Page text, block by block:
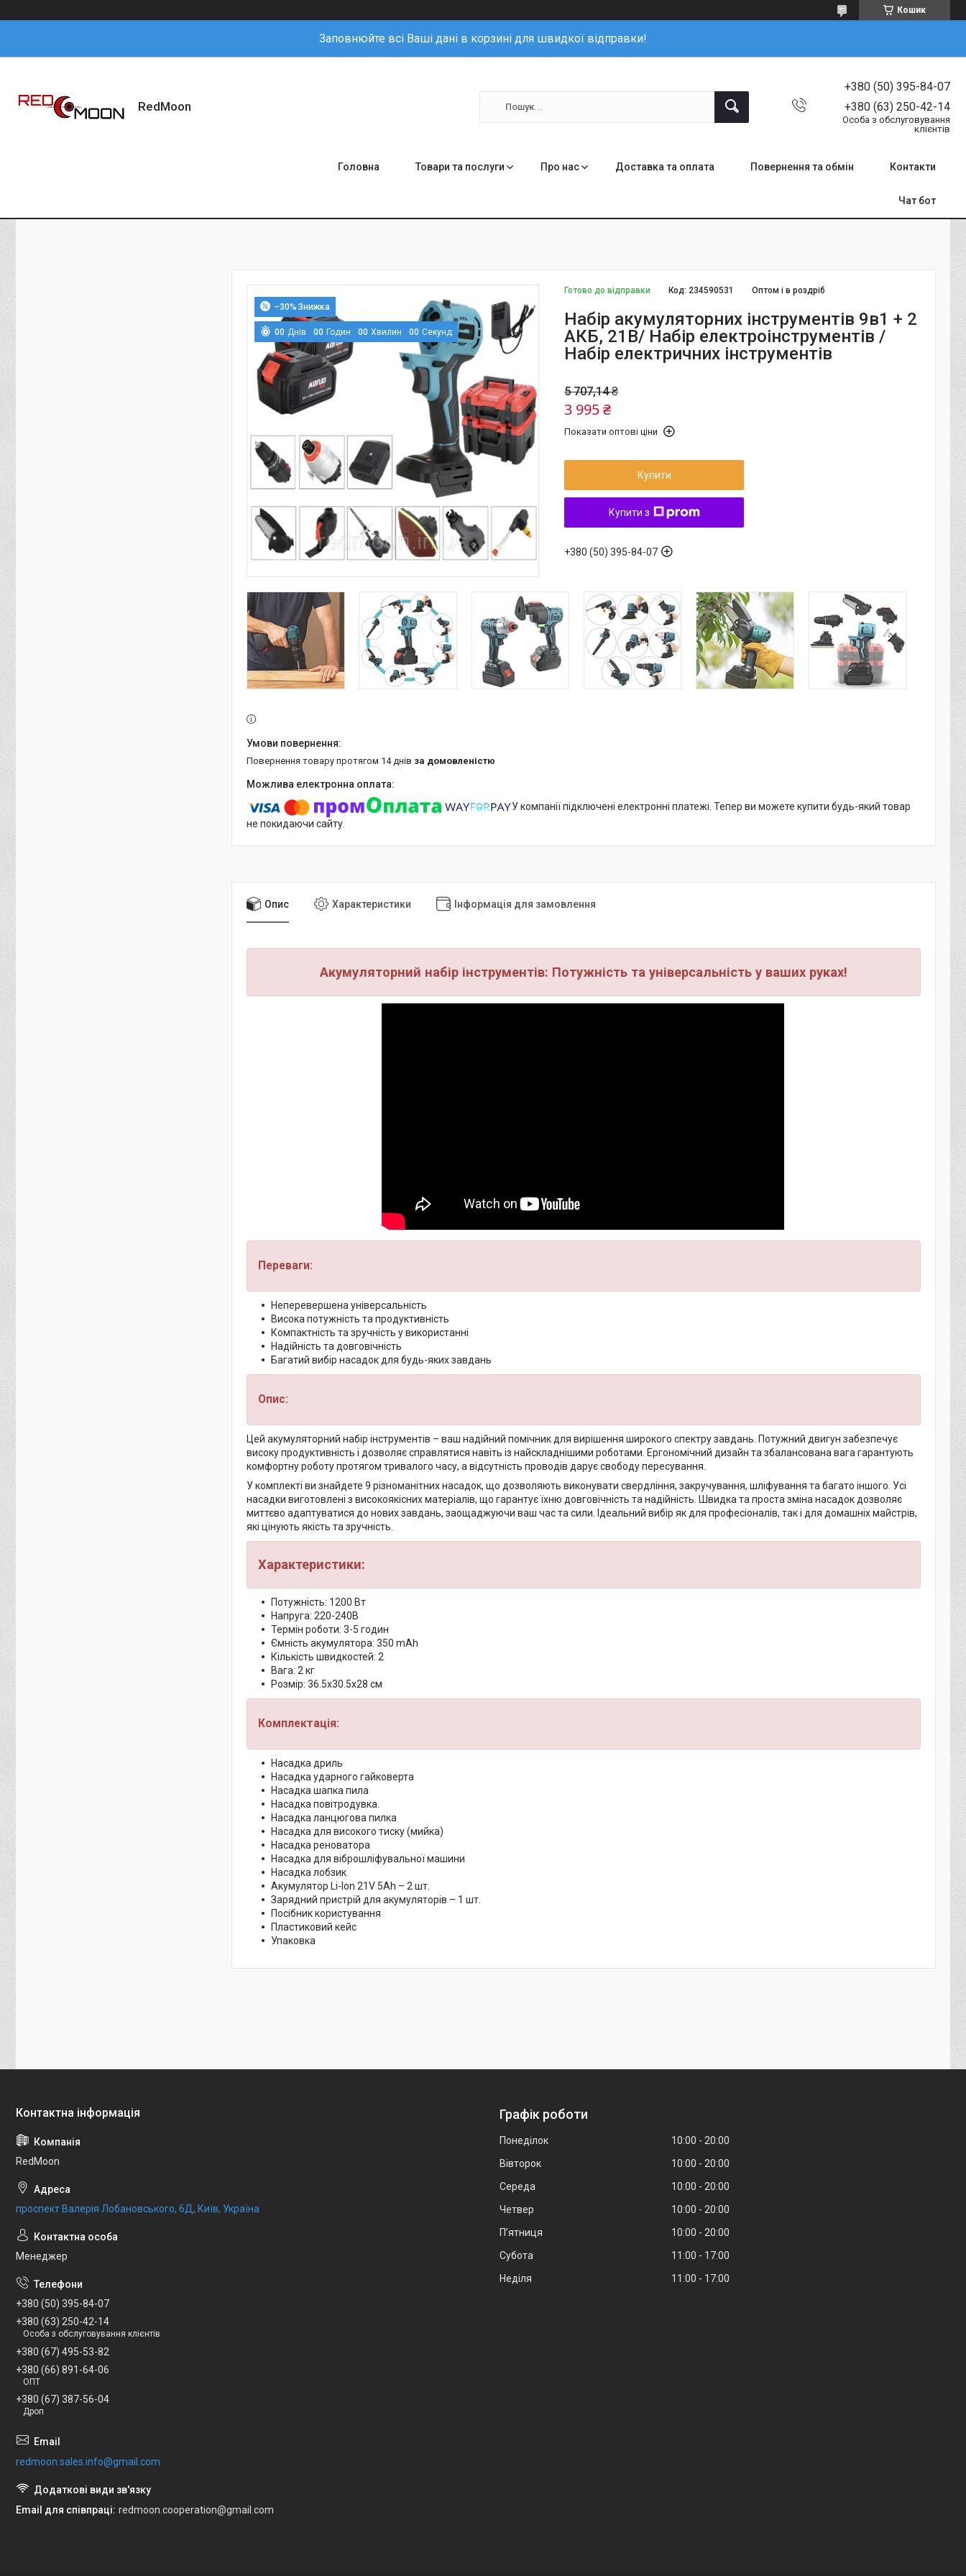
Кошик
Заповнюйте всі Ваші дані в корзині для швидкої відправки!
RedMoon
+380 (50) 395-84-07
+380 (63) 250-42-14
Особа з обслуговування
клієнтів
Головна Товари та послуги Про нас Доставка та оплата Повернення та обмін Контакти
Чат бот
–30%
00 Днів 00 Годин 00 Хвилин 00 Секунд
Готово до відправки Оптом і в роздріб
Код: 234590531
Набір акумуляторних інструментів 9в1 + 2
АКБ, 21В/ Набір електроінструментів /
Набір електричних інструментів
5 707,14 ₴
3 995 ₴
Показати оптові ціни
Купити
Купити з
+380 (50) 395-84-07
повернення товару протягом 14 днів за домовленістю
У компанії підключені електронні платежі. Тепер ви можете купити будь-який товар
не покидаючи сайту.
Опис Характеристики Інформація для замовлення
Акумуляторний набір інструментів: Потужність та універсальність у ваших руках!
Переваги:
Неперевершена універсальність
Висока потужність та продуктивність
Компактність та зручність у використанні
Надійність та довговічність
Багатий вибір насадок для будь-яких завдань
Опис:
Цей акумуляторний набір інструментів – ваш надійний помічник для вирішення широкого спектру завдань. Потужний двигун забезпечує
високу продуктивність і дозволяє справлятися навіть із найскладнішими роботами. Ергономічний дизайн та збалансована вага гарантують
комфортну роботу протягом тривалого часу, а відсутність проводів дарує свободу пересування.
У комплекті ви знайдете 9 різноманітних насадок, що дозволяють виконувати свердління, закручування, шліфування та багато іншого. Усі
насадки виготовлені з високоякісних матеріалів, що гарантує їхню довговічність та надійність. Швидка та проста зміна насадок дозволяє
миттєво адаптуватися до нових завдань, заощаджуючи ваш час та сили. Ідеальний вибір як для професіоналів, так і для домашніх майстрів,
які цінують якість та зручність.
Характеристики:
Потужність: 1200 Вт
Напруга: 220-240В
Термін роботи: 3-5 годин
Ємність акумулятора: 350 mAh
Кількість швидкостей: 2
Вага: 2 кг
Розмір: 36.5х30.5х28 см
Комплектація:
Насадка дриль
Насадка ударного гайковерта
Насадка шапка пила
Насадка повітродувка.
Насадка ланцюгова пилка
Насадка для високого тиску (мийка)
Насадка реноватора
Насадка для віброшліфувальної машини
Насадка лобзик
Акумулятор Li-Ion 21V 5Аh – 2 шт.
Зарядний пристрій для акумуляторів – 1 шт.
Посібник користування
Пластиковий кейс
Упаковка
RedMoon
проспект Валерія Лобановського, 6Д, Київ, Україна
Менеджер
+380 (50) 395-84-07
+380 (63) 250-42-14
Особа з обслуговування клієнтів
+380 (67) 495-53-82
+380 (66) 891-64-06
ОПТ
+380 (67) 387-56-04
Дроп
redmoon.sales.info@gmail.com
Email для співпраці redmoon.cooperation@gmail.com
Графік роботи
Понеділок 10:00
20:00
Вівторок
10:00
20:00
Середа
10:00
20:00
Четвер
10:00
20:00
Пʼятниця
10:00
20:00
Субота
11:00
17:00
Неділя
11:00 17:00